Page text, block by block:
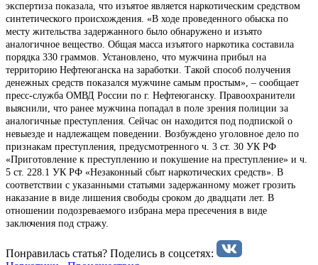
экспертиза показала, что изъятое является наркотическим средством
синтетического происхождения. «В ходе проведенного обыска по
месту жительства задержанного было обнаружено и изъято
аналогичное вещество. Общая масса изъятого наркотика составила
порядка 330 граммов. Установлено, что мужчина прибыл на
территорию Нефтеюганска на заработки. Такой способ получения
денежных средств показался мужчине самым простым», – сообщает
пресс-служба ОМВД России по г. Нефтеюганску. Правоохранители
выяснили, что ранее мужчина попадал в поле зрения полиции за
аналогичные преступления. Сейчас он находится под подпиской о
невыезде и надлежащем поведении. Возбуждено уголовное дело по
признакам преступления, предусмотренного ч. 3 ст. 30 УК РФ
«Приготовление к преступлению и покушение на преступление» и ч.
5 ст. 228.1 УК РФ «Незаконный сбыт наркотических средств». В
соответствии с указанными статьями задержанному может грозить
наказание в виде лишения свободы сроком до двадцати лет. В
отношении подозреваемого избрана мера пресечения в виде
заключения под стражу.
Понравилась статья? Поделиcь в соцсетях: